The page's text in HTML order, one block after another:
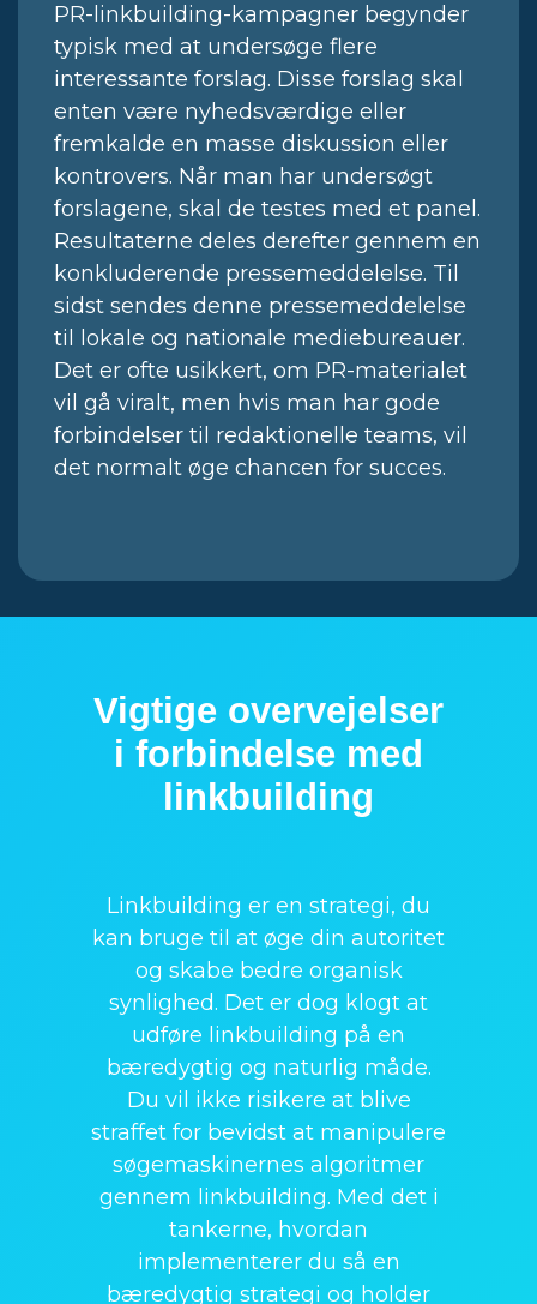
PR-linkbuilding-kampagner begynder
typisk med at undersøge flere
interessante forslag. Disse forslag skal
enten være nyhedsværdige eller
fremkalde en masse diskussion eller
kontrovers. Når man har undersøgt
forslagene, skal de testes med et panel.
Resultaterne deles derefter gennem en
konkluderende pressemeddelelse. Til
sidst sendes denne pressemeddelelse
til lokale og nationale mediebureauer.
Det er ofte usikkert, om PR-materialet
vil gå viralt, men hvis man har gode
forbindelser til redaktionelle teams, vil
det normalt øge chancen for succes.
Vigtige overvejelser
i forbindelse med
linkbuilding
Linkbuilding er en strategi, du
kan bruge til at øge din autoritet
og skabe bedre organisk
synlighed. Det er dog klogt at
udføre linkbuilding på en
bæredygtig og naturlig måde.
Du vil ikke risikere at blive
straffet for bevidst at manipulere
søgemaskinernes algoritmer
gennem linkbuilding. Med det i
tankerne, hvordan
implementerer du så en
bæredygtig strategi og holder